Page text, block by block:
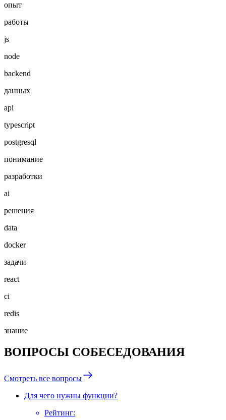
опыт
работы
js
node
backend
данных
api
typescript
postgresql
понимание
разработки
ai
решения
data
docker
задачи
react
ci
redis
знание
ВОПРОСЫ СОБЕСЕДОВАНИЯ
Смотреть все вопросы
Для чего нужны функции?
Рейтинг: